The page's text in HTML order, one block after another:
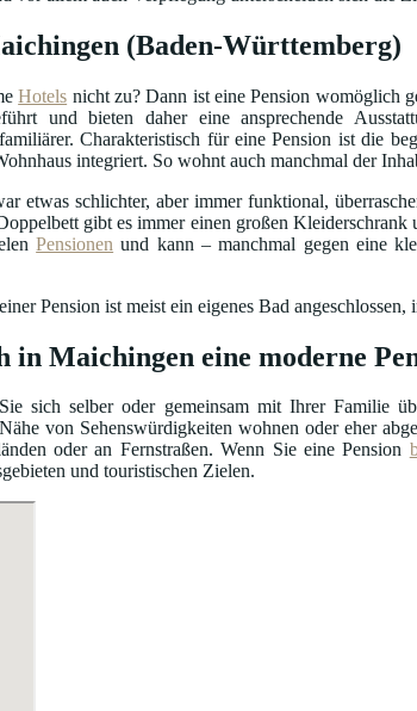
(Baden-Württemberg)
Hotels nicht zu? Dann ist eine Pension womöglich
und bieten daher eine ansprechende
Charakteristisch für eine Pension ist die
integriert. So wohnt auch manchmal der
etwas schlichter, aber immer funktional,
gibt es immer einen großen
Pensionen und kann – manchmal gegen eine
Pension ist meist ein eigenes Bad
in Maichingen eine moderne
sich selber oder gemeinsam mit Ihrer Familie
von Sehenswürdigkeiten wohnen oder eher
oder an Fernstraßen. Wenn Sie eine Pension
und touristischen Zielen.